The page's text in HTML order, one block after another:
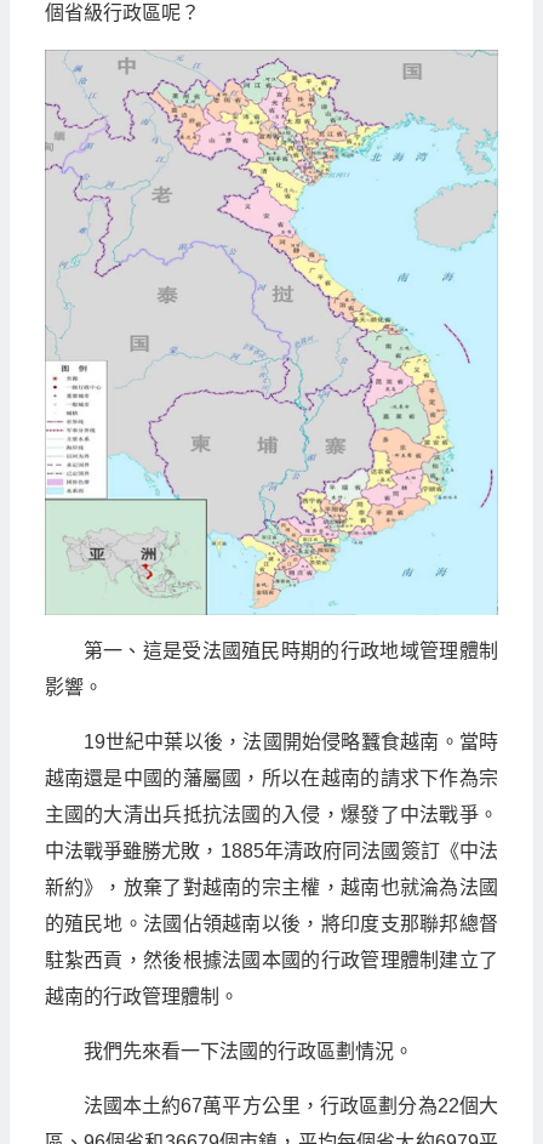
個省級行政區呢？
第一、這是受法國殖民時期的行政地域管理體制
影響。
19世紀中葉以後，法國開始侵略蠶食越南。當時
越南還是中國的藩屬國，所以在越南的請求下作為宗
主國的大清出兵抵抗法國的入侵，爆發了中法戰爭。
中法戰爭雖勝尤敗，1885年清政府同法國簽訂《中法
新約》，放棄了對越南的宗主權，越南也就淪為法國
的殖民地。法國佔領越南以後，將印度支那聯邦總督
駐紮西貢，然後根據法國本國的行政管理體制建立了
越南的行政管理體制。
我們先來看一下法國的行政區劃情況。
法國本土約67萬平方公里，行政區劃分為22個大